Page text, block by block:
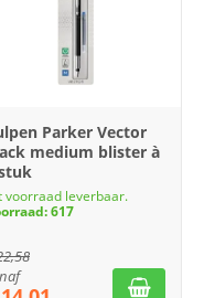
Parker Vector
medium blister à
voorraad leverbaar.
617